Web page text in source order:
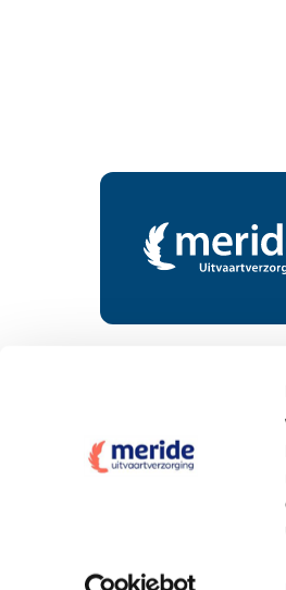
Contactgegevens en footer menu
Wat kost een
Wat kost een
Elke uitvaartpolis
Offerte aanvragen